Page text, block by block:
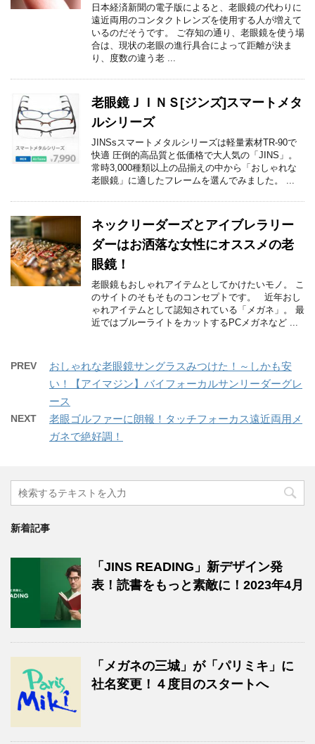
日本経済新聞の電子版によると、老眼鏡の代わりに
遠近両用のコンタクトレンズを使用する人が増えて
いるのだそうです。 ご存知の通り、老眼鏡を使う場
合は、現状の老眼の進行具合によって距離が決ま
り、度数の違う老 ...
老眼鏡ＪＩＮＳ[ジンズ]スマートメタ
ルシリーズ
JINSsスマートメタルシリーズは軽量素材TR-90で
快適 圧倒的高品質と低価格で大人気の「JINS」。
常時3,000種類以上の品揃えの中から「おしゃれな
老眼鏡」に適したフレームを選んでみました。 ...
ネックリーダーズとアイブレラリー
ダーはお洒落な女性にオススメの老
眼鏡！
老眼鏡もおしゃれアイテムとしてかけたいモノ。 こ
のサイトのそもそものコンセプトです。 近年おし
ゃれアイテムとして認知されている「メガネ」。 最
近ではブルーライトをカットするPCメガネなど ...
PREV
おしゃれな老眼鏡サングラスみつけた！～しかも安
い！【アイマジン】バイフォーカルサンリーダーグレ
ース
NEXT
老眼ゴルファーに朗報！タッチフォーカス遠近両用メ
ガネで絶好調！
新着記事
「JINS READING」新デザイン発
表！読書をもっと素敵に！2023年4月
「メガネの三城」が「パリミキ」に
社名変更！４度目のスタートへ